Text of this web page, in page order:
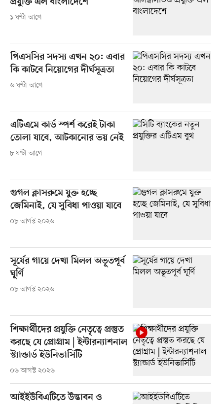
১ ঘণ্টা আগে
পিএসসির সদস্য এখন ২০: এবার
কি কাটবে নিয়োগের দীর্ঘসূত্রতা
৬ ঘণ্টা আগে
এটিএমে কার্ড স্পর্শ করেই টাকা
তোলা যাবে, আটকানোর ভয় নেই
৮ ঘণ্টা আগে
গুগল ক্লাসরুমে যুক্ত হচ্ছে
জেমিনাই, যে সুবিধা পাওয়া যাবে
০৮ আগস্ট ২০২৬
সূর্যের গায়ে দেখা মিলল অভূতপূর্ব
ঘূর্ণি
০৮ আগস্ট ২০২৬
শিক্ষার্থীদের প্রযুক্তি নেতৃত্বে প্রস্তুত
করছে যে প্রোগ্রাম | ইন্টারন্যাশনাল
স্ট্যান্ডার্ড ইউনিভার্সিটি
০৬ আগস্ট ২০২৬
আইইউবিএটিতে উদ্ভাবন ও